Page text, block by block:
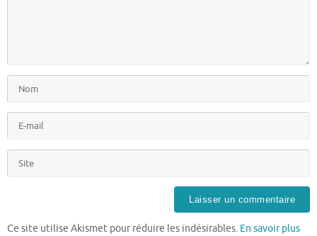
Ce site utilise Akismet pour réduire les indésirables. En savoir plus